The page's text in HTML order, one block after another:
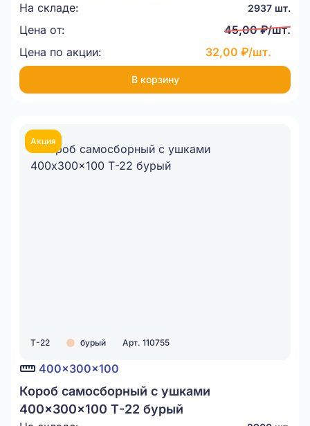
На складе: 2937 шт.
Цена от:
45,00 ₽/шт.
Цена по акции:
32,00 ₽/шт.
В корзину
Акция
Т-22 бурый Арт. 110755
400x300x100
Короб самосборный с ушками
400x300x100 Т-22 бурый